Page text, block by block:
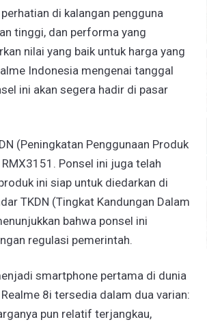
di kalangan pengguna
tinggi, dan performa yang
nilai yang baik untuk harga yang
Indonesia mengenai tanggal
ini akan segera hadir di pasar
(Peningkatan Penggunaan Produk
Ponsel ini juga telah
ini siap untuk diedarkan di
TKDN (Tingkat Kandungan Dalam
bahwa ponsel ini
regulasi pemerintah.
smartphone pertama di dunia
8i tersedia dalam dua varian:
pun relatif terjangkau,